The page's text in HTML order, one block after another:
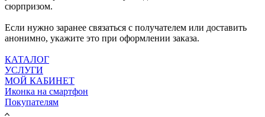
сюрпризом.
Если нужно заранее связаться с получателем или доставить
анонимно, укажите это при оформлении заказа.
КАТАЛОГ
УСЛУГИ
МОЙ КАБИНЕТ
Иконка на смартфон
Покупателям